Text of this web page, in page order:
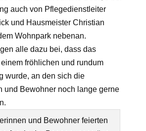
auch von Pflegedienstleiter
und Hausmeister Christian
Wohnpark nebenan.
alle dazu bei, dass das
fröhlichen und rundum
wurde, an den sich die
und Bewohner noch lange gerne